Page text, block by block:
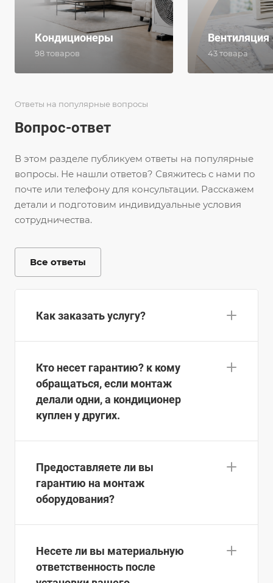
Кондиционеры
98 товаров
Вентиляция
43 товара
Ответы на популярные вопросы
Вопрос-ответ
В этом разделе публикуем ответы на популярные
вопросы. Не нашли ответов? Свяжитесь с нами по
почте или телефону для консультации. Расскажем
детали и подготовим индивидуальные условия
сотрудничества.
Все ответы
Как заказать услугу?
Кто несет гарантию? к кому
обращаться, если монтаж
делали одни, а кондиционер
куплен у других.
Предоставляете ли вы
гарантию на монтаж
оборудования?
Несете ли вы материальную
ответственность после